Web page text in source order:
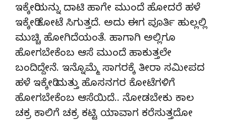
ಇಕ್ಕೇರಿಯನ್ನು ದಾಟಿ ಹಾಗೇ ಮುಂದೆ ಹೋದರೆ ಹಳೆ
ಇಕ್ಕೇರಿ ಕೋಟೆ ಸಿಗುತ್ತದೆ. ಅದು ಈಗ ಪೂರ್ತಿ ಹುಲ್ಲಲ್ಲಿ
ಮುಚ್ಚಿ ಹೋಗಿದೆಯಂತೆ. ಹಾಗಾಗಿ ಅಲ್ಲಿಗೂ
ಹೋಗಬೇಕೆಂಬ ಆಸೆ ಮುಂದೆ ಹಾಕುತ್ತಲೇ
ಬಂದಿದ್ದೇನೆ. ಇನ್ನೊಮ್ಮೆ ಸಾಗರಕ್ಕೆ ತೀರಾ ಸಮೀಪದ
ಹಳೆ ಇಕ್ಕೇರಿ ಮತ್ತು ಹೊಸನಗರ ಕೋಟೆಗಳಿಗೆ
ಹೋಗಬೇಕೆಂಬ ಆಸೆಯಿದೆ.. ನೋಡಬೇಕು ಕಾಲ
ಚಕ್ರ ಕಾಲಿಗೆ ಚಕ್ರ ಕಟ್ಟಿ ಯಾವಾಗ ಕರೆಸುತ್ತದೋ